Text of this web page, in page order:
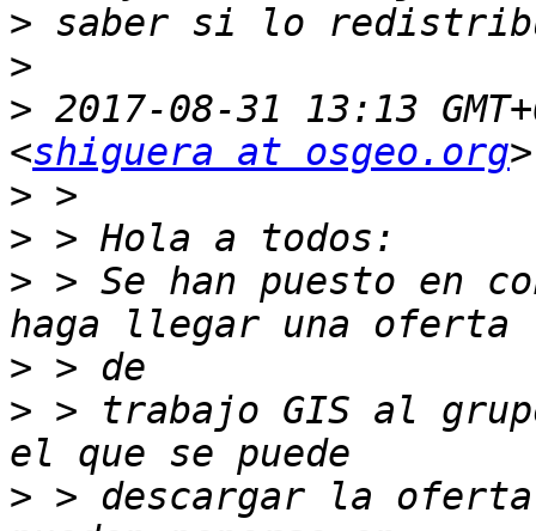
>
>
> 2017-08-31 13:13
<shiguera at osgeo.org
>
>
> > Se han puesto en
>
> > trabajo GIS al
> > descargar la